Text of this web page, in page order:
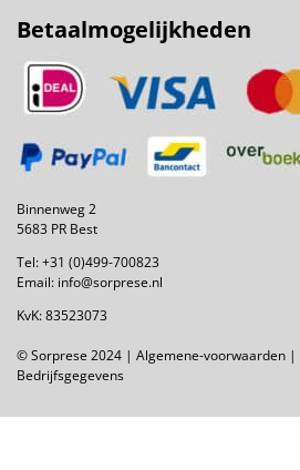
Betaalmogelijkheden
Binnenweg 2
5683 PR Best
Tel:+31 (0)499-700823
Email: info@sorprese.nl
KvK: 83523073
© Sorprese 2024 | Algemene-voorwaarden |
Bedrijfsgegevens